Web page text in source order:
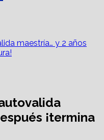
maestría… y 2 años
¡termina